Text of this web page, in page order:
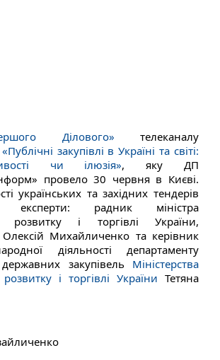
Ділового» телеканалу
закупівлі в Україні та світі:
чи ілюзія», яку ДП
провело 30 червня в Києві.
українських та західних тендерів
експерти: радник міністра
розвитку і торгівлі України,
Олексій Михайличенко та керівник
діяльності департаменту
закупівель Міністерства
і торгівлі України Тетяна